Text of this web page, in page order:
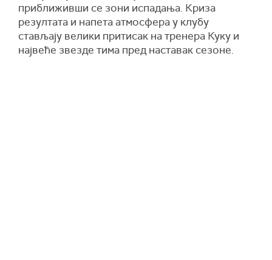
приближивши се зони испадања. Криза
резултата и напета атмосфера у клубу
стављају велики притисак на тренера Куку и
највеће звезде тима пред наставак сезоне.